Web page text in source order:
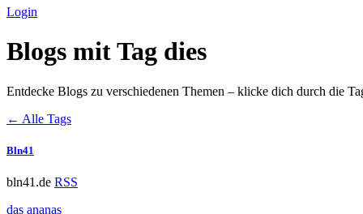
Login
Blogs mit Tag dies
Entdecke Blogs zu verschiedenen Themen – klicke dich durch die
← Alle Tags
Bln41
bln41.de RSS
das ananas